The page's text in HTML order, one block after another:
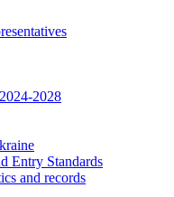
2028
Entry Standards
and records